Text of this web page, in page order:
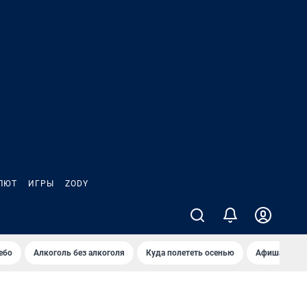
ИГРЫ ZODY
Алкоголь без алкоголя Куда полететь осенью Афиша на